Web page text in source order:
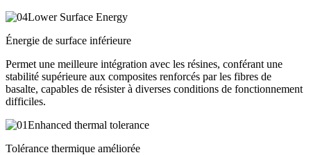
Énergie de surface inférieure
Permet une meilleure intégration avec les résines, conférant une
stabilité supérieure aux composites renforcés par les fibres de
basalte, capables de résister à diverses conditions de fonctionnement
difficiles.
Tolérance thermique améliorée